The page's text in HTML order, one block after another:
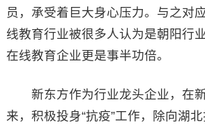
员，承受着巨大身心压力。与之对
线教育行业被很多人认为是朝阳行
在线教育企业更是事半功倍。
新东方作为行业龙头企业，在新
来，积极投身“抗疫”工作，除向湖